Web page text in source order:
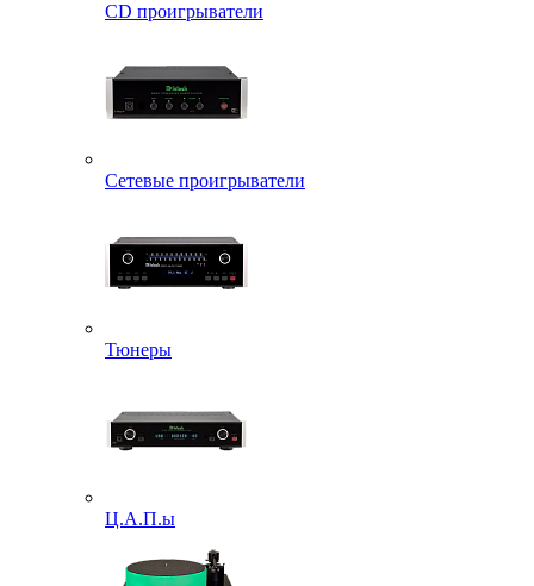
CD проигрыватели
Сетевые проигрыватели
Тюнеры
Ц.А.П.ы